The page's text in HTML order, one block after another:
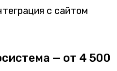
с сайтом
— от 4 500